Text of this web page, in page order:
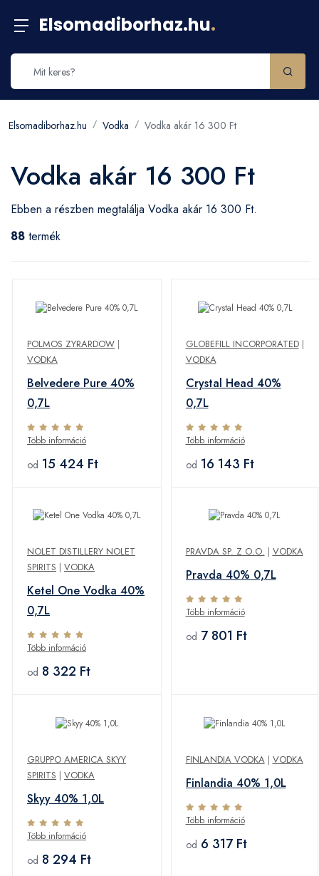
Elsomadiborhaz.hu.
Elsomadiborhaz.hu Vodka Vodka akár 16 300 Ft
Vodka akár 16 300 Ft
Ebben a részben megtalálja Vodka akár 16 300 Ft.
88 termék
POLMOS ZYRARDOW |
VODKA
Belvedere Pure 40%
0,7L
Több információ
od 15 424 Ft
GLOBEFILL INCORPORATED|
VODKA
Crystal Head 40%
0,7L
Több információ
od 16 143 Ft
NOLET DISTILLERY NOLET
SPIRITS | VODKA
Ketel One Vodka 40%
0,7L
Több információ
od 8 322 Ft
PRAVDA SP. Z O.O. | VODKA
Pravda 40% 0,7L
Több információ
od 7 801 Ft
GRUPPO AMERICA SKYY
SPIRITS | VODKA
Skyy 40% 1,0L
Több információ
od 8 294 Ft
FINLANDIA VODKA| VODKA
Finlandia 40% 1,0L
Több információ
od 6 317 Ft